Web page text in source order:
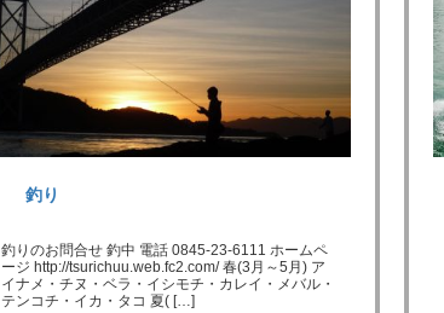
釣り
釣りのお問合せ 釣中 電話 0845-23-6111 ホームペ
ージ http://tsurichuu.web.fc2.com/ 春(3月～5月) ア
イナメ・チヌ・ベラ・イシモチ・カレイ・メバル・
テンコチ・イカ・タコ 夏( […]